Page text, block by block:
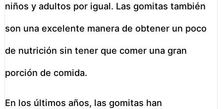
niños y adultos por igual. Las gomitas también
son una excelente manera de obtener un poco
de nutrición sin tener que comer una gran
porción de comida.
En los últimos años, las gomitas han